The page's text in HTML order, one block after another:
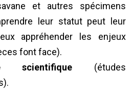
et autres spécimens
leur statut peut leur
appréhender les enjeux
font face).
scientifique (études